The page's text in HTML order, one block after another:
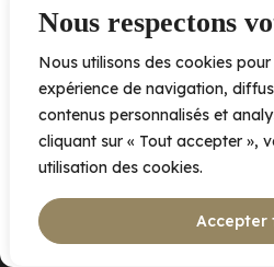
Nous respectons
Nous utilisons des cookies
expérience de navigation,
contenus personnalisés et
cliquant sur « Tout accepter »,
utilisation des cookies.
Accepter
et fonctions.